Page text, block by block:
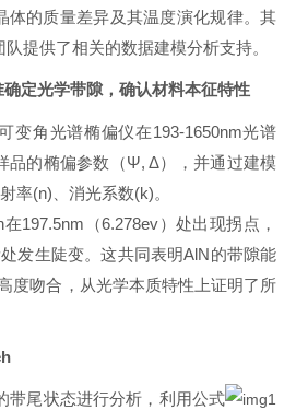
体的质量差异及其温度演化规律。其
提供了相关的数据建模分析支持。
确定光学带隙，确认材料本征特性
变角光谱椭偏仪在193-1650nm光谱
品的椭偏参数（Ψ,Δ），并通过建模
率(n) 、消光系数(k)。
在197.5nm （6.278ev）处出现拐点，
发生陡变。这共同表明AlN的带隙能
度吻合，从光学本质特性上证明了所
带尾状态进行分析，利用公式